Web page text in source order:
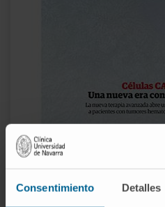
Consentimiento Detalles
(abril-junio 2019)